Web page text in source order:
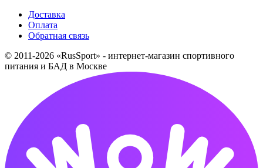
Доставка
Оплата
Обратная связь
© 2011-2026 «RusSport» - интернет-магазин спортивного
питания и БАД в Москве